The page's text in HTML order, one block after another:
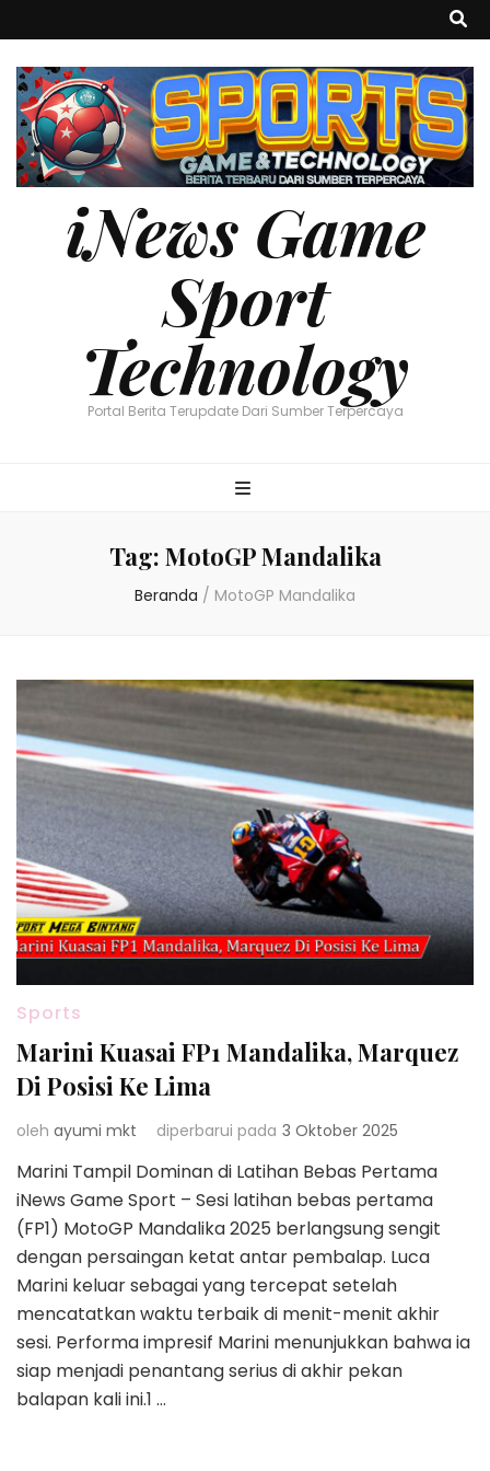
iNews Game
Sport
Technology
Portal Berita Terupdate Dari Sumber Terpercaya
Tag: MotoGP Mandalika
Beranda / MotoGP Mandalika
Sports
Marini Kuasai FP1 Mandalika, Marquez
Di Posisi Ke Lima
oleh ayumi mkt diperbarui pada 3 Oktober 2025
Marini Tampil Dominan di Latihan Bebas Pertama
iNews Game Sport – Sesi latihan bebas pertama
(FP1) MotoGP Mandalika 2025 berlangsung sengit
dengan persaingan ketat antar pembalap. Luca
Marini keluar sebagai yang tercepat setelah
mencatatkan waktu terbaik di menit-menit akhir
sesi. Performa impresif Marini menunjukkan bahwa ia
siap menjadi penantang serius di akhir pekan
balapan kali ini.1 …